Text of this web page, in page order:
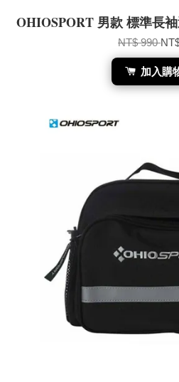
OHIOSPORT 男款 標準長
NT$ 990
加入購